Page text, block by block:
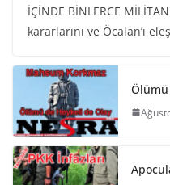
İÇİNDE BİNLERCE
kararlarını ve Öcalan’ı